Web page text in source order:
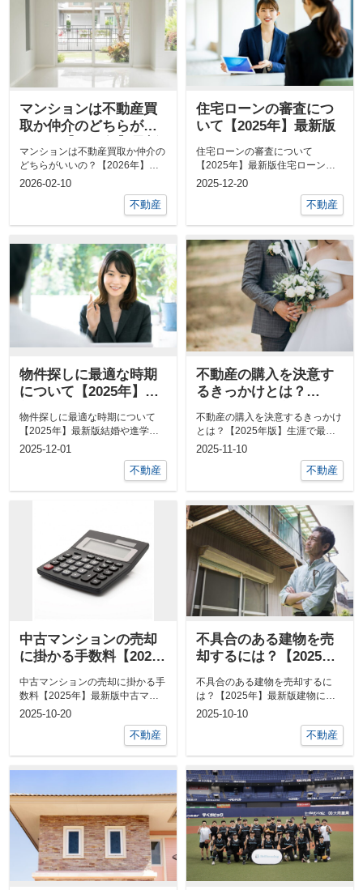
マンションは不動産買
取か仲介のどちらがい
いの？【2026年】最新
版
マンションは不動産買取か仲介の
どちらがいいの？【2026年】最
新版マンションの売却を検討して
2026-02-10
不動産
住宅ローンの審査につ
いて【2025年】最新版
住宅ローンの審査について
【2025年】最新版住宅ローンを
組みたいけれど、その為の審査っ
2025-12-20
不動産
物件探しに最適な時期
について【2025年】最
物件探しに最適な時期について
【2025年】最新版結婚や進学ま
たは転勤などで、新居を探してい
2025-12-01
不動産
不動産の購入を決意す
るきっかけとは？
不動産の購入を決意するきっかけ
とは？【2025年版】生涯で最も
高い買い物と言われる不動産です
2025-11-10
不動産
中古マンションの売却
に掛かる手数料【2025
年】最新版
中古マンションの売却に掛かる手
数料【2025年】最新版中古マン
ションといった不動産の売却を検
2025-10-20
不動産
不具合のある建物を売
却するには？【2025
年】最新版
不具合のある建物を売却するに
は？【2025年】最新版建物に何
らかの不具合がある場合、どうす
2025-10-10
不動産